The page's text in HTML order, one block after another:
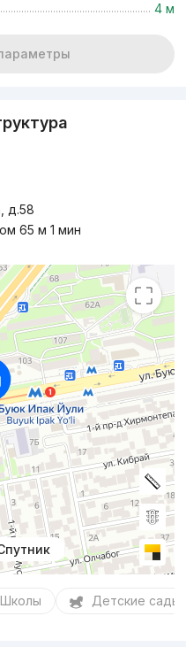
4 м
д.58
65 м 1 мин
Школы Детские сады